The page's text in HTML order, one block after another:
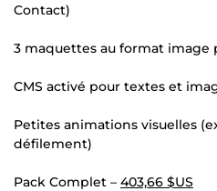
Contact)
3 maquettes au format image
CMS activé pour textes et
Petites animations visuelles
défilement)
Pack Complet – 403,66 $US